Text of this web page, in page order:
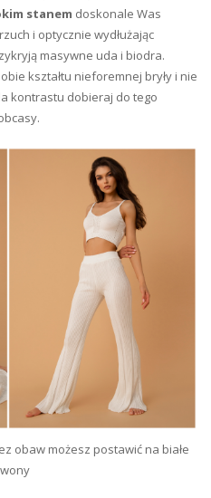
stanem doskonale Was
i optycznie wydłużając
masywne uda i biodra.
kształtu nieforemnej bryły i nie
kontrastu dobieraj do tego
obaw możesz postawić na białe